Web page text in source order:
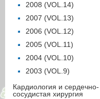
2008 (VOL.14)
2007 (VOL.13)
2006 (VOL.12)
2005 (VOL.11)
2004 (VOL.10)
2003 (VOL.9)
Кардиология и сердечно-
сосудистая хирургия